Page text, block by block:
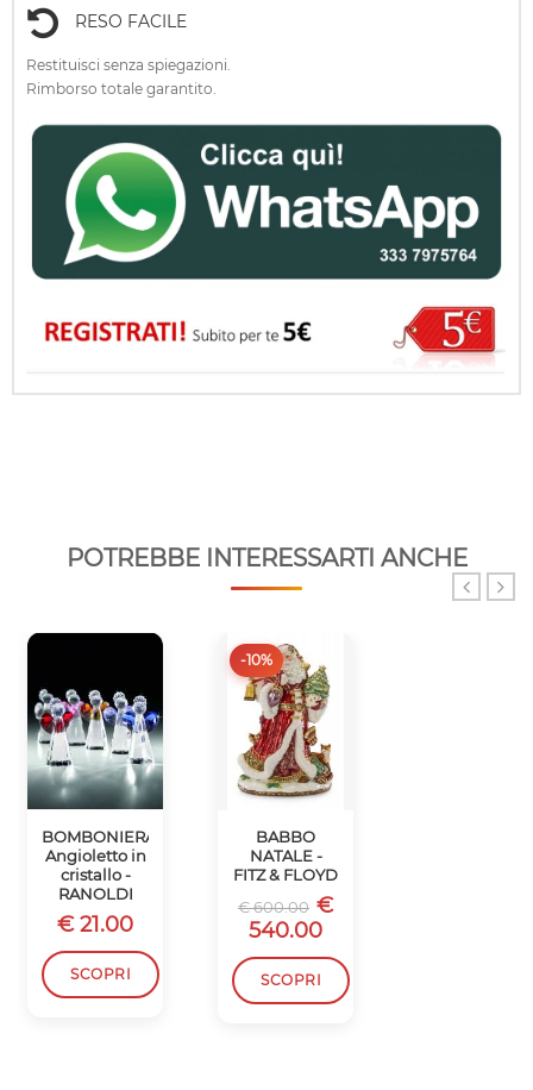
RESO FACILE
Restituisci senza spiegazioni.
Rimborso totale garantito.
POTREBBE INTERESSARTI ANCHE
BOMBONIERA
Angioletto in
cristallo -
RANOLDI
€ 21.00
SCOPRI
-10%
BABBO
NATALE -
FITZ & FLOYD
€ 600.00 €
540.00
SCOPRI